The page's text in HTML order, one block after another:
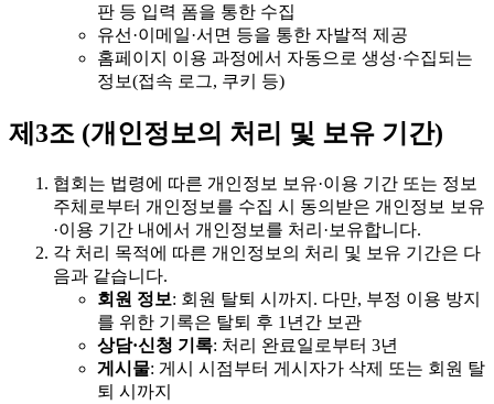
판 등 입력 폼을 통한 수집
유선·이메일·서면 등을 통한 자발적 제공
홈페이지 이용 과정에서 자동으로 생성·수집되는
정보(접속 로그, 쿠키 등)
제3조 (개인정보의 처리 및 보유 기간)
협회는 법령에 따른 개인정보 보유·이용 기간 또는 정보
주체로부터 개인정보를 수집 시 동의받은 개인정보 보유
·이용 기간 내에서 개인정보를 처리·보유합니다.
각 처리 목적에 따른 개인정보의 처리 및 보유 기간은 다
음과 같습니다.
회원 정보: 회원 탈퇴 시까지. 다만, 부정 이용 방지
를 위한 기록은 탈퇴 후 1년간 보관
상담·신청 기록: 처리 완료일로부터 3년
게시물: 게시 시점부터 게시자가 삭제 또는 회원 탈
퇴 시까지